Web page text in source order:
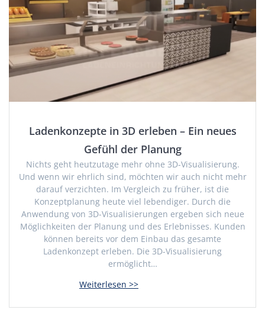
Ladenkonzepte in 3D erleben – Ein neues
Gefühl der Planung
Nichts geht heutzutage mehr ohne 3D-Visualisierung.
Und wenn wir ehrlich sind, möchten wir auch nicht mehr
darauf verzichten. Im Vergleich zu früher, ist die
Konzeptplanung heute viel lebendiger. Durch die
Anwendung von 3D-Visualisierungen ergeben sich neue
Möglichkeiten der Planung und des Erlebnisses. Kunden
können bereits vor dem Einbau das gesamte
Ladenkonzept erleben. Die 3D-Visualisierung
ermöglicht…